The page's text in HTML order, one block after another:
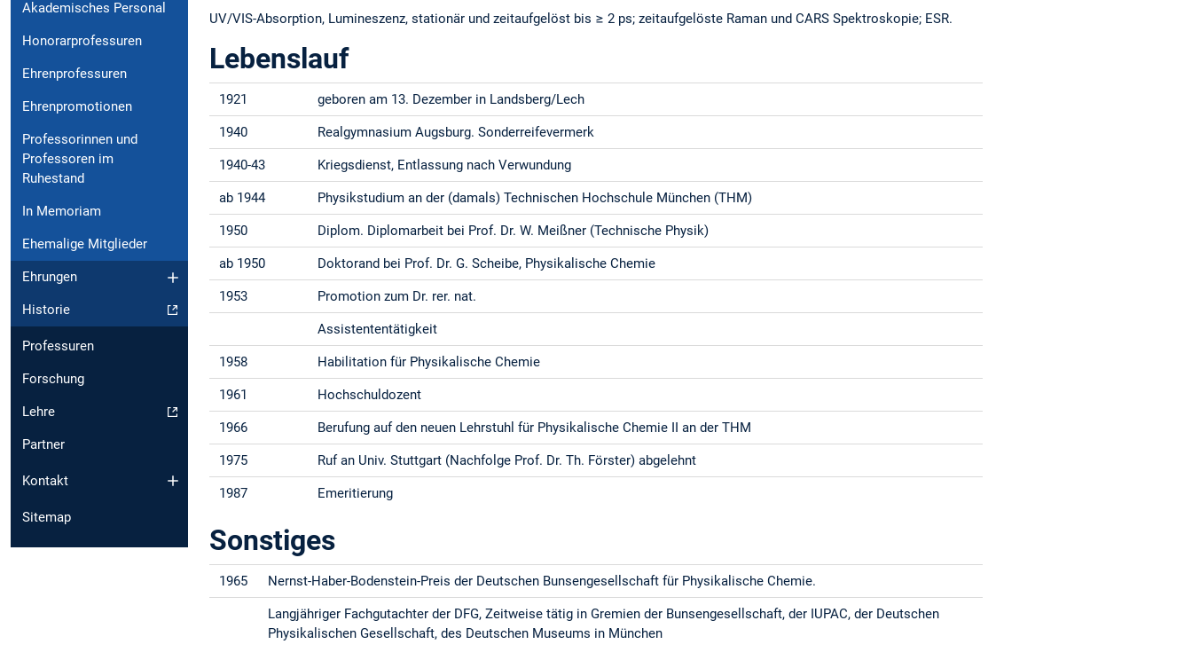
Akademisches Personal
Honorarprofessuren
Ehrenprofessuren
Ehrenpromotionen
Professorinnen und
Professoren im
Ruhestand
In Memoriam
Ehemalige Mitglieder
Ehrungen
Historie
Professuren
Forschung
Lehre
Partner
Kontakt
Sitemap
UV/VIS-Absorption, Lumineszenz, stationär und zeitaufgelöst bis ≥ 2 ps; zeitaufgelöste Raman und CARS Spektroskopie; ESR.
Lebenslauf
1921 geboren am 13. Dezember in Landsberg/Lech
1940 Realgymnasium Augsburg. Sonderreifevermerk
1940-43 Kriegsdienst, Entlassung nach Verwundung
ab 1944 Physikstudium an der (damals) Technischen Hochschule München (THM)
1950 Diplom. Diplomarbeit bei Prof. Dr. W. Meißner (Technische Physik)
ab 1950 Doktorand bei Prof. Dr. G. Scheibe, Physikalische Chemie
1953 Promotion zum Dr. rer. nat.
Assistententätigkeit
1958 Habilitation für Physikalische Chemie
1961 Hochschuldozent
1966 Berufung auf den neuen Lehrstuhl für Physikalische Chemie II an der THM
1975 Ruf an Univ. Stuttgart (Nachfolge Prof. Dr. Th. Förster) abgelehnt
1987 Emeritierung
Sonstiges
1965 Nernst-Haber-Bodenstein-Preis der Deutschen Bunsengesellschaft für Physikalische Chemie.
Langjähriger Fachgutachter der DFG, Zeitweise tätig in Gremien der Bunsengesellschaft, der IUPAC, der Deutschen
Physikalischen Gesellschaft, des Deutschen Museums in München